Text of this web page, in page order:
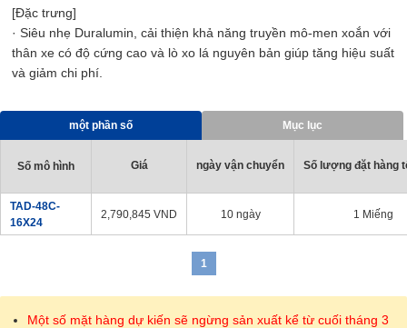
[Đặc trưng]
· Siêu nhẹ Duralumin, cải thiện khả năng truyền mô-men xoắn với
thân xe có độ cứng cao và lò xo lá nguyên bản giúp tăng hiệu suất
và giảm chi phí.
một phần số Mục lục
Số mô hình Giá ngày vận chuyển Số lượng đặt hàng
TAD-48C-
16X24
2,790,845 VND 10 ngày 1 Miếng
1
Một số mặt hàng dự kiến sẽ ngừng sản xuất kể từ cuối tháng 3